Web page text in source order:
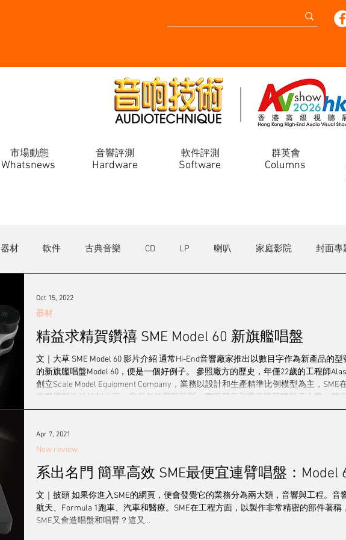
市場動態 音響評測 軟件評測 群英會
Whatsnews Hardware Software Columns
器材 軟件 古典音樂 CD LP 喇叭 家庭影院 封面專
耳機/播放器
黑膠系統 登門造訪 2024 視聽展展覽報導 專訪 2025音響展
精益求精賀鑽禧 SME Model 60 新旗艦唱盤
文｜大草 SME Model 60 影片介紹 通常Hi-End音響廠家推出以數目字作為新產品的
的新旗艦唱盤Model 60，便是一個好例子。 參照廠方的歷史，年僅22歲的工程師
創立Scale Model Equipment Company，業務以設計和生產精準比例模型為主，
準飛機部件的外判公司，客戶包括勞斯萊斯，馬丁貝克和霍克等英國航天企業。艾
唱臂，結果這支唱臂不但滿足了他自己的要求，而且更令到很多音響圈的朋友讚不
是SME史上第一件Hi-Fi產品。30年後，SME推出第一台唱盤Model 30，雖然其後推
器材
Oct 15, 2022
系出名門 簡單高效 SME最便宜連臂唱盤：Model
文｜披頭 如果你進入SME的網頁，便會發覺它的業務分為兩大類，音響與工程。音
航天、Formula 1跑車、汽車和醫療。SME在工程方面，以製作非常精密的部件著
SME又會造唱盤和唱臂？這又...
New review
Apr 7, 2021